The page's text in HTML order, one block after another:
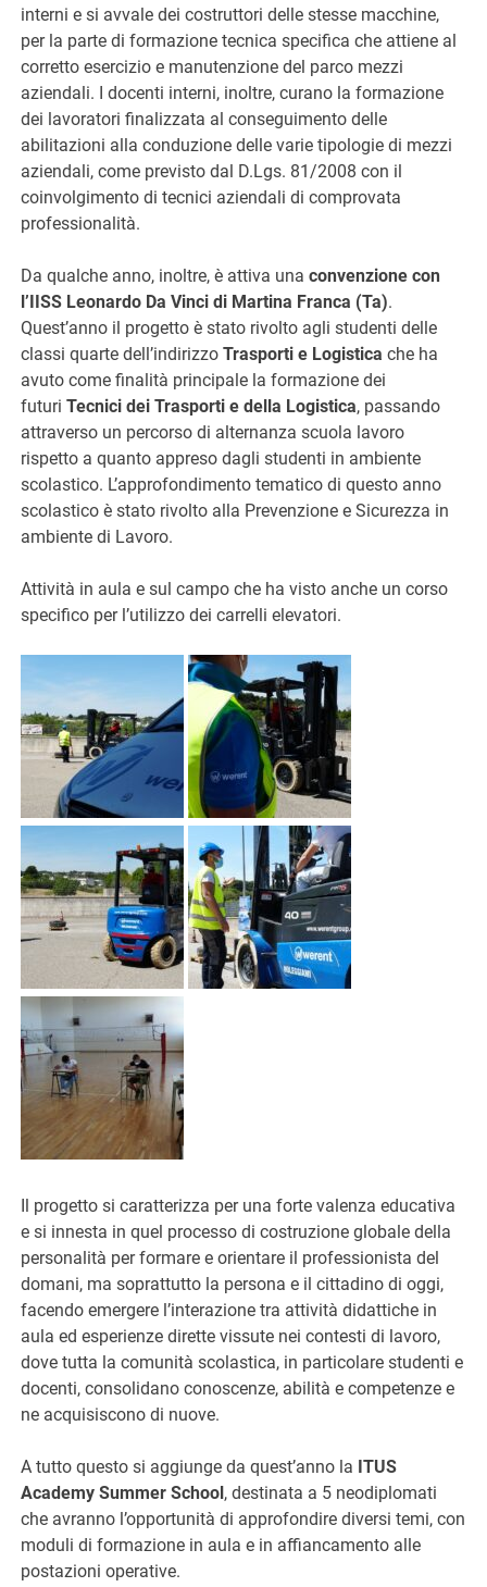
interni e si avvale dei costruttori delle stesse macchine,
per la parte di formazione tecnica specifica che attiene al
corretto esercizio e manutenzione del parco mezzi
aziendali. I docenti interni, inoltre, curano la formazione
dei lavoratori finalizzata al conseguimento delle
abilitazioni alla conduzione delle varie tipologie di mezzi
aziendali, come previsto dal D.Lgs. 81/2008 con il
coinvolgimento di tecnici aziendali di comprovata
professionalità.
Da qualche anno, inoltre, è attiva unaconvenzione con
l’IISS Leonardo Da Vinci di Martina Franca (Ta).
Quest’anno il progetto è stato rivolto agli studenti delle
classi quarte dell’indirizzoTrasporti e Logistica che ha
avuto come finalità principale la formazione dei
futuriTecnici dei Trasporti e della Logistica, passando
attraverso un percorso di alternanza scuola lavoro
rispetto a quanto appreso dagli studenti in ambiente
scolastico. L’approfondimento tematico di questo anno
scolastico è stato rivolto alla Prevenzione e Sicurezza in
ambiente di Lavoro.
Attività in aula e sul campo che ha visto anche un corso
specifico per l’utilizzo dei carrelli elevatori.
Il progetto si caratterizza per una forte valenza educativa
e si innesta in quel processo di costruzione globale della
personalità per formare e orientare il professionista del
domani, ma soprattutto la persona e il cittadino di oggi,
facendo emergere l’interazione tra attività didattiche in
aula ed esperienze dirette vissute nei contesti di lavoro,
dove tutta la comunità scolastica, in particolare studenti e
docenti, consolidano conoscenze, abilità e competenze e
ne acquisiscono di nuove.
A tutto questo si aggiunge da quest’anno la ITUS
Academy Summer School, destinata a 5 neodiplomati
che avranno l’opportunità di approfondire diversi temi, con
moduli di formazione in aula e in affiancamento alle
postazioni operative.